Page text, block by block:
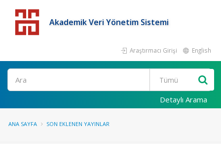
Akademik Veri Yönetim Sistemi
Araştırmacı Girişi English
Detaylı Arama
ANA SAYFA SON EKLENEN YAYINLAR